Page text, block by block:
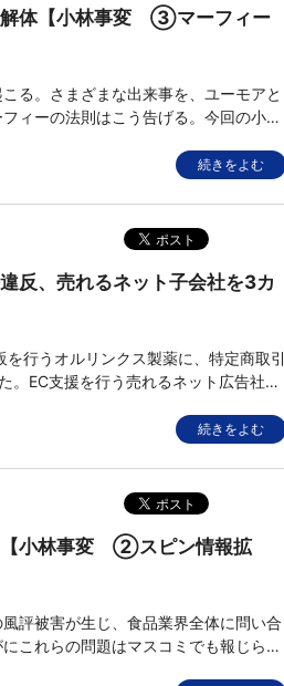
解体【小林事変 ③マーフィー
る。さまざまな出来事を、ユーモアと
ィーの法則はこう告げる。今回の小林
続きをよむ
反、売れるネット子会社を3カ
行うオルリンクス製薬に、特定商取引
。EC支援を行う売れるネット広告社の
子会社役員の責任追及は「予定してい
続きをよむ
【小林事変 ②スピン情報拡
評被害が生じ、食品業界全体に問い合
これらの問題はマスコミでも報じられ